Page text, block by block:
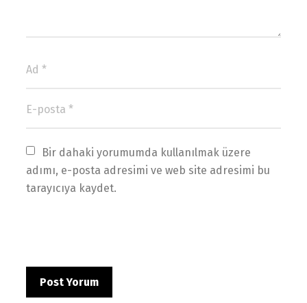
Bir dahaki yorumumda kullanılmak üzere
adımı, e-posta adresimi ve web site adresimi bu
tarayıcıya kaydet.